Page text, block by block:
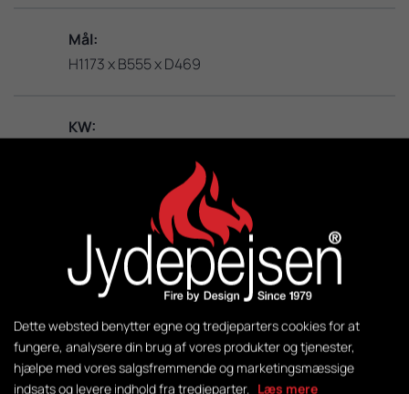
Mål:
H1173 x B555 x D469
KW:
50-140
Vægt:
281 kg
Styring:
Dette websted benytter egne og tredjeparters cookies for at
fungere, analysere din brug af vores produkter og tjenester,
hjælpe med vores salgsfremmende og marketingsmæssige
indsats og levere indhold fra tredjeparter. Læs mere